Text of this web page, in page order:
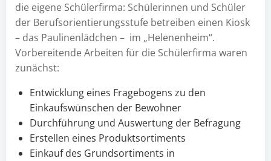
die eigene Schülerfirma: Schülerinnen und Schüler
der Berufsorientierungsstufe betreiben einen Kiosk
– das Paulinenlädchen – im „Helenenheim“.
Vorbereitende Arbeiten für die Schülerfirma waren
zunächst:
Entwicklung eines Fragebogens zu den
Einkaufswünschen der Bewohner
Durchführung und Auswertung der Befragung
Erstellen eines Produktsortiments
Einkauf des Grundsortiments in